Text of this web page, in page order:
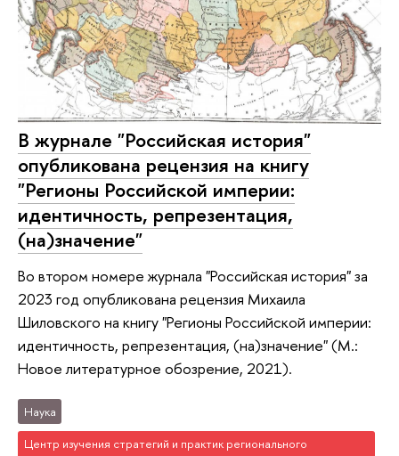
В журнале "Российская история"
опубликована рецензия на книгу
"Регионы Российской империи:
идентичность, репрезентация,
(на)значение"
Во втором номере журнала "Российская история" за
2023 год опубликована рецензия Михаила
Шиловского на книгу "Регионы Российской империи:
идентичность, репрезентация, (на)значение" (М.:
Новое литературное обозрение, 2021).
Наука
Центр изучения стратегий и практик регионального